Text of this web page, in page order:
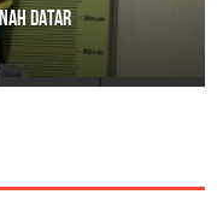
Datar